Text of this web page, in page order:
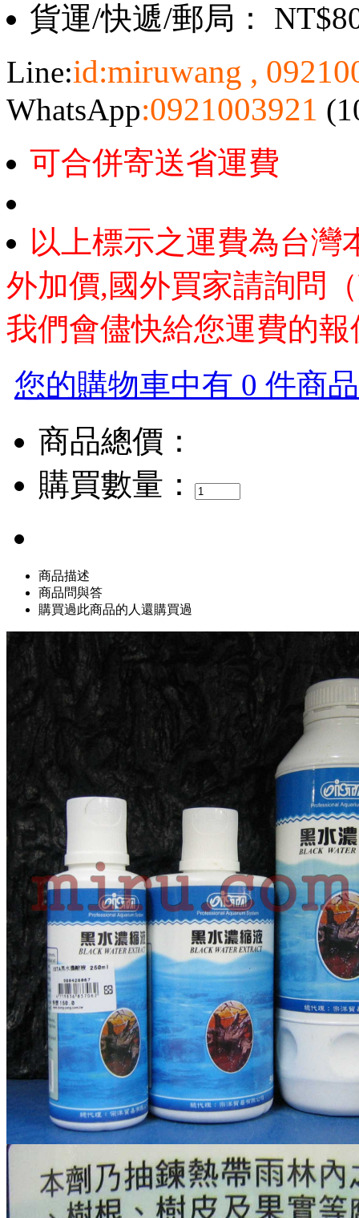
貨運/快遞/郵局：
Line:id:miruwang ,
WhatsApp:0921003921
可合併寄送省運費
以上標示之運費為台灣
外加價,國外買家請詢問
我們會儘快給您運費的報
您的購物車中有 0 件商
商品總價：
購買數量：
商品描述
商品問與答
購買過此商品的人還購買過